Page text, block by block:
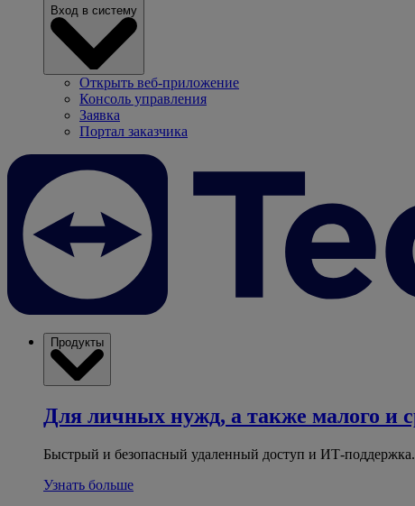
Вход в систему
Открыть веб-приложение
Консоль управления
Заявка
Портал заказчика
Продукты
Для личных нужд, а также малого и
Быстрый и безопасный удаленный доступ и ИТ-поддержка.
Узнать больше